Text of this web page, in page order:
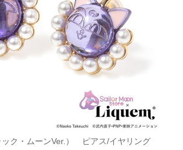
ック・ムーンVer.） ピアス/イヤリング